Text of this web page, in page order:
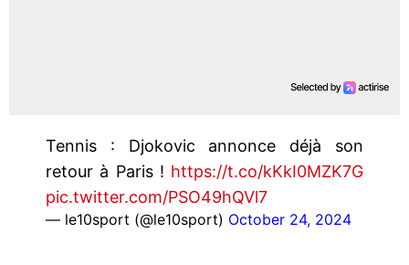
Tennis : Djokovic annonce déjà son
retour à Paris ! https://t.co/kKkI0MZK7G
pic.twitter.com/PSO49hQVl7
— le10sport (@le10sport) October 24, 2024